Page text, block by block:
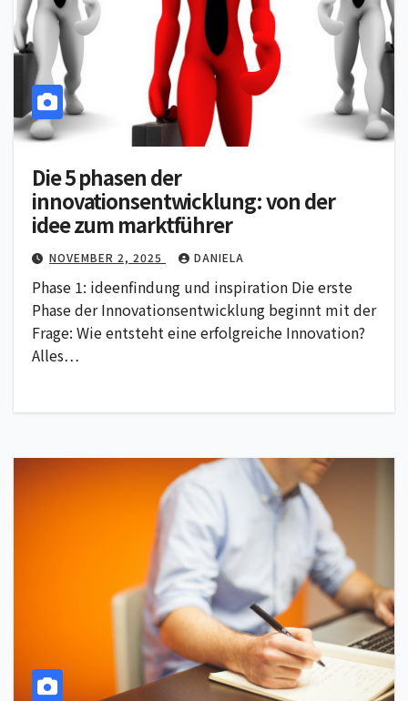
Die 5 phasen der
innovationsentwicklung: von der
idee zum marktführer
NOVEMBER 2, 2025 DANIELA
Phase 1: ideenfindung und inspiration Die erste
Phase der Innovationsentwicklung beginnt mit der
Frage: Wie entsteht eine erfolgreiche Innovation?
Alles…